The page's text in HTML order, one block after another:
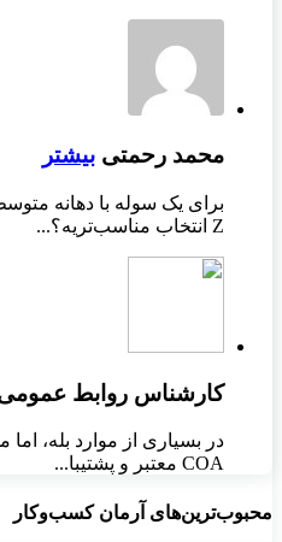
محمد رحمتی بیشتر
Z انتخاب مناسب‌تریه؟...
کارشناس روابط
در بسیاری از موارد بله، اما
COA معتبر و پشتیبا...
محبوب‌ترین‌های آرمان کسب‌وکار